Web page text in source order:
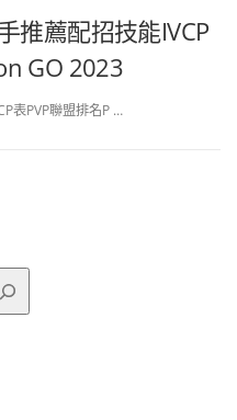
推薦配招技能IVCP
GO 2023
表PVP聯盟排名P …